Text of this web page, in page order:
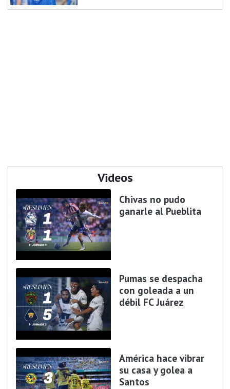
Videos
Chivas no pudo
ganarle al Pueblita
Pumas se despacha
con goleada a un
débil FC Juárez
América hace vibrar
su casa y golea a
Santos